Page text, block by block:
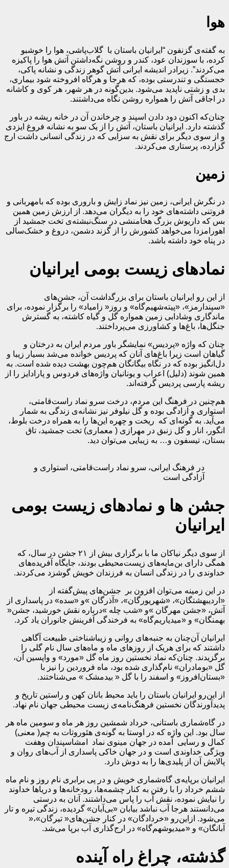
هوا
به گفته‌ی گزنفون “ایرانیان باستان با گلاب‌پاشی، هوا را خوشبو
کرده، با سوزندان عود، کندر و روشن نگه‌داشتن آتش هوا را پاکیزه
می‌کردند”. زیرادر اندیشه‌ ایرانی‌ آتش‌ گوهر زندگی و نشانه‌ پاکی،
خجستگی‌ و تندرستی بوده، که هرجا و هرگاه افروخته شود بیماری،
بدی و زشتی‌ ناپدید می‌شود. بدین‌گونه در هر شهر، هر کوی ‌و کاشانه
‌در اجاقی آتش ‌را همواره روشن نگاه می‌داشتند.
چنان‌که اکنون دود دادن اسپند و چرخاندن آن در خانه ریشه در باور
گذشته دارد. ایرانیان‌ باستان، آتش‌ را از یک سو به نشانه فروغ ایزدی
و از سوی دیگر برای نقش به سزایی که در زندگی انسانی‌ داشت‌ ارج
گزارده، پرستاری ‌می‌کردند.
زمین
در نگرش ایرانی، زمین نیز نماد زایش و باروری بوده که بامهربانی و
فروتنی داشته‌های خود را به دیگران می‌دهد. از ارزش زمین همین
بس که داریوش بزرگ هخامنشی در سنگ‌نبشته‌ی تخت جمشید از
اهورامزدا می‌خواهد کشورش را از گزند دشمن، دروغ و خشک‌سالی
در پناه خود داشته باشد.
نمادهای زیست بومی ایرانیان
از این رو ایرانیان باستان برای بزرگداشت آن، جشن‌های
«سپندارمز»، «پیته‌شهیم‌گاه» و روز« زامیاد» را برگزار نموده، برای
ماندگاری وشادابی زمین همواره گل و گیاه کاشته، به گسترش
جنگل‌ها، باغ‌ها و کشاورزی می‌پرداختند.
چنان که واژه «پردیس» نمایشگر باور مردم ایران به درختان و
گیاهان است زیرا باغ‌های آنان که پردیس خوانده می‌شد بسیار زیبا و
دل‌انگیز بوده که در نگاه بیگانگان هم‌چون بهشت دیده شده است. به
همین شوند (دلیل) اعراب و یونانیان واژه‌های فردوس و پارادایز را از
ریشه‌ پارسی پردیس گرفته‌اند.
هم‌چنین در فرهنگ این مردم، درخت سرو نماد راست‌قامتی،
استواری و آزادگی بوده و گل نیلوفر نیز نشانه‌ی زندگی به شمار
می‌آید. به گونه‌ای که ریخت و چهره این‌ها را به همراه درخت بلوط،
انگور، انار و گل زنبق در مهرازی ( معماری) تخت جمشید، تاق
بستان، تیسفون و… به زیبایی می‌توان دید.
در فرهنگ ایرانی، سرو نماد راست‌قامتی، استواری و
آزادگی است
جشن ها و نمادهای زیست بومی
ایرانیان
از سوی دیگر نیاکان ما با برگزاری بیش از ۲۱ جشن در سال، که
همگی دارای بن‌مایه‌های زیست‌محیطی بودند، جایگاه آفریده‌های
خداوندی را در زندگی انسان به فرزندان خویش گوشزد می‌کردند.
در این زمینه می‌توان افزون بر جشن‌های پیش‌گفته از
«اردیبهشتگان»، «شهریورگان»، «آذرگان »و «سده» در پاسداری از
آتش، «جشن مهرگان »و «شب چله »درباره نقش خورشید، جشن«
بهمنگان» و «میدیاریم‌گاه» به فرخندگی آفرینش جانوران یاد کرد.
ایرانیان آن‌چنان به جنبه‌های روانی و زیباشناختی طبیعت آگاهی
داشتند که برای هریک از روزهای ماه و ماه‌های سال نام گلی را
برگزیدند. چنان‌که نماد نخستین روز ماه گل «مورد» و واپسین آن،
گل «بومادران» نام‌گذاری شده بود، ماه فروردین را نیز با
«بستان‌افروز» و اسفند را با گل « بیدمشک » می‌شناختند.
از این‌رو ایرانیان باستان را باید محیط‌ بانان کهن و راستین تاریخ و
پدیدآورندگان نخستین فرهنگ‌نامه‌ی زیست محیطی جهان نام نهاد.
در گاه‌شماری باستانی، خرداد شمشین روز هر ماه و سومین ماه هر
سال بود. این واژه که در اوستا به گونه‌ی هئوروتات به چم( معنی)
کمال و رسایی آمده در جهان مینوی نماد امشاسپندان وهفت
ویژگی خداوندی است و در جهان خاکی پاسداری از آب‌های روان و
پالایش آن از پلیدی‌ها را به دوش دارد.
ایرانیان برپایه‌ی گاه‌شماری خویش و در پی برابری نام روز و نام ماه
ششم خرداد را با رفتن به کنار چشمه‌ها، رودخانه‌ها و دریاها خداوند
را نیایش نموده، نقش آب را پاس می‌داشتند. آنان به درستی
می‌دانستند هرجا آب نباشد بیابان «بی‌آبان» گردیده، زندگی تیره و تار
می‌شود. ازاین‌رو «خردادگان» در کنار جشن‌های« تیرگان»،«
آبانگان» و «میدیوشهم‌گاه» در ارج‌گذاری آب برپا می‌شد.
گذشته، چراغ راه آینده